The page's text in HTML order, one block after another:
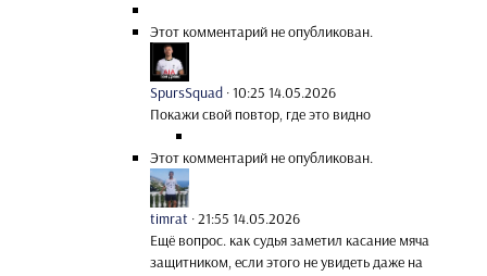
Этот комментарий не опубликован.
SpursSquad ·10:25 14.05.2026
Покажи свой повтор, где это видно
Этот комментарий не опубликован.
timrat ·21:55 14.05.2026
Ещё вопрос. как судья заметил касание мяча
защитником, если этого не увидеть даже на